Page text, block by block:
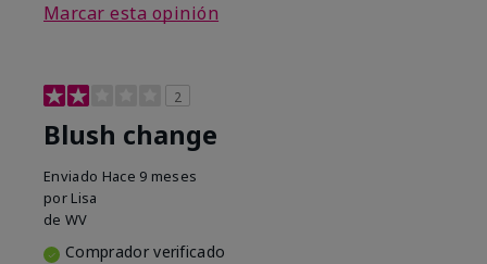
Marcar esta opinión
2
Blush change
Enviado Hace 9 meses
por Lisa
de WV
Comprador verificado